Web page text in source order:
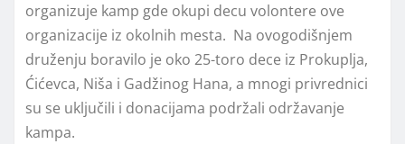
organizuje kamp gde okupi decu volontere ove
organizacije iz okolnih mesta. Na ovogodišnjem
druženju boravilo je oko 25-toro dece iz Prokuplja,
Ćićevca, Niša i Gadžinog Hana, a mnogi privrednici
su se uključili i donacijama podržali održavanje
kampa.